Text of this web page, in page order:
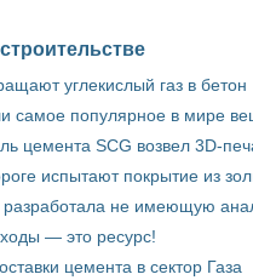
углекислый газ в бетон
самое популярное в мире
цемента SCG возвел 3D-
испытают покрытие из
не имеющую
— это ресурс!
цемента в сектор Газа